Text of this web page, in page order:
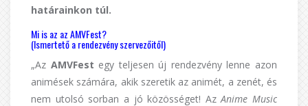
határainkon túl.
Mi is az az AMVFest?
(Ismertető a rendezvény szervezőitől)
„Az AMVFest egy teljesen új rendezvény lenne azon
animések számára, akik szeretik az animét, a zenét, és
nem utolsó sorban a jó közösséget! AzAnime Music